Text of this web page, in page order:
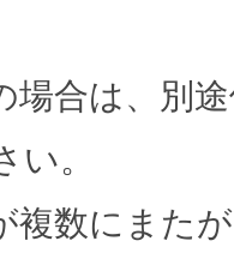
場合は、別
。
複数にまた